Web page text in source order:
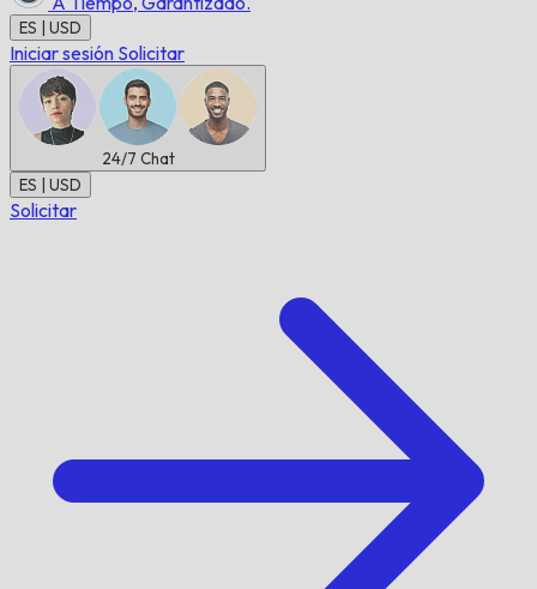
ES | USD
Iniciar sesión Solicitar
24/7 Chat
ES | USD
Solicitar